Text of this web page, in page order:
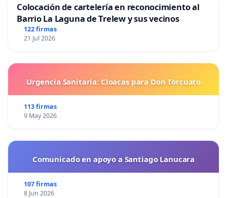
Colocación de cartelería en reconocimiento al
Barrio La Laguna de Trelew y sus vecinos
122 firmas
21 Jul 2026
Urgencia Sanitaria: Cloacas para Don Torcuato
113 firmas
9 May 2026
Comunicado en apoyo a Santiago Lanucara
107 firmas
8 Jun 2026